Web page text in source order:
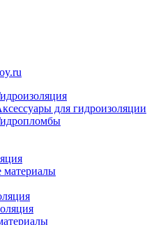
для гидроизоляции
материалы